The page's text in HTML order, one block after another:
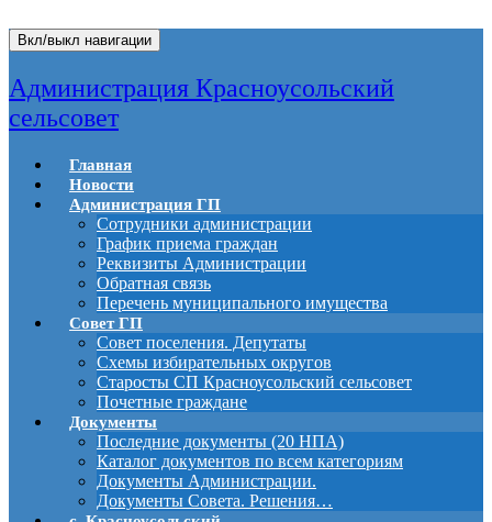
Вкл/выкл навигации
Администрация Красноусольский
сельсовет
Главная
Новости
Администрация ГП
Сотрудники администрации
График приема граждан
Реквизиты Администрации
Обратная связь
Перечень муниципального имущества
Совет ГП
Совет поселения. Депутаты
Схемы избирательных округов
Старосты СП Красноусольский сельсовет
Почетные граждане
Документы
Последние документы (20 НПА)
Каталог документов по всем категориям
Документы Администрации.
Документы Совета. Решения…